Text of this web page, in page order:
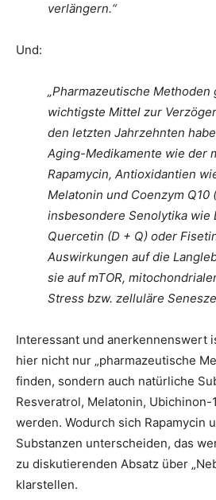
verlängern.“
Und:
„Pharmazeutische Methoden
wichtigste Mittel zur
den letzten Jahrzehnten
Aging-Medikamente wie der
Rapamycin, Antioxidantien
Melatonin und Coenzym Q10
insbesondere Senolytika wie
Quercetin (D + Q) oder
Auswirkungen auf die
sie auf mTOR,
Stress bzw. zelluläre
Interessant und anerkennenswert
hier nicht nur „pharmazeutische
finden, sondern auch natürliche
Resveratrol, Melatonin, Ubichinon-
werden. Wodurch sich Rapamycin
Substanzen unterscheiden, das
zu diskutierenden Absatz über
klarstellen.